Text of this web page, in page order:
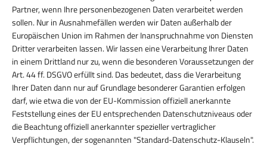
Partner, wenn Ihre personenbezogenen Daten verarbeitet werden
sollen. Nur in Ausnahmefällen werden wir Daten außerhalb der
Europäischen Union im Rahmen der Inanspruchnahme von Diensten
Dritter verarbeiten lassen. Wir lassen eine Verarbeitung Ihrer Daten
in einem Drittland nur zu, wenn die besonderen Voraussetzungen der
Art. 44 ff. DSGVO erfüllt sind. Das bedeutet, dass die Verarbeitung
Ihrer Daten dann nur auf Grundlage besonderer Garantien erfolgen
darf, wie etwa die von der EU-Kommission offiziell anerkannte
Feststellung eines der EU entsprechenden Datenschutzniveaus oder
die Beachtung offiziell anerkannter spezieller vertraglicher
Verpflichtungen, der sogenannten "Standard-Datenschutz-Klauseln".